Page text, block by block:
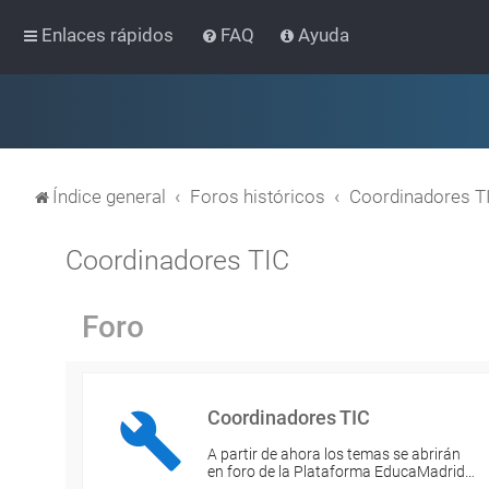
Enlaces rápidos FAQ Ayuda
Índice general Foros históricos Coordinadores
Coordinadores TIC
Foro
Coordinadores TIC
A partir de ahora los temas se abrirán
en foro de la Plataforma EducaMadrid…